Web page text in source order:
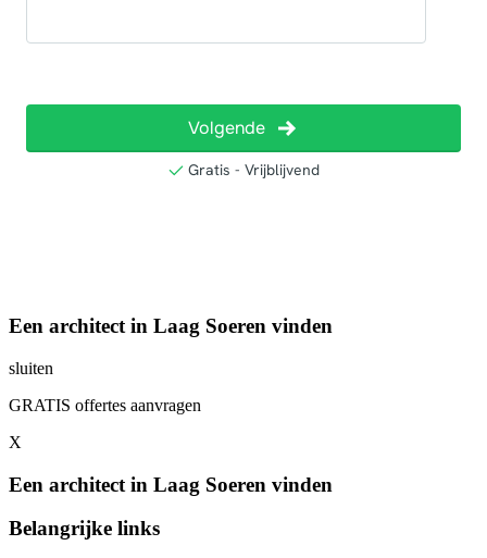
Een architect in Laag Soeren vinden
sluiten
GRATIS offertes aanvragen
X
Een architect in Laag Soeren vinden
Belangrijke links